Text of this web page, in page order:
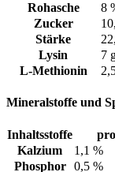
Rohasche
8
Zucker
Stärke
Lysin
7
L-Methionin
Mineralstoffe und
Inhaltsstoffe
Kalzium
1,1 %
Phosphor
0,5 %